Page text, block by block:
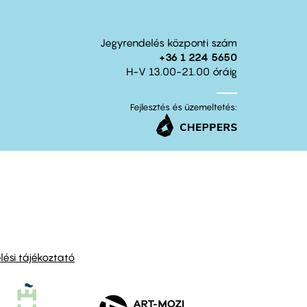
Jegyrendelés központi szám
+36 1 224 5650
H-V 13.00-21.00 óráig
Fejlesztés és üzemeltetés:
tájékoztató